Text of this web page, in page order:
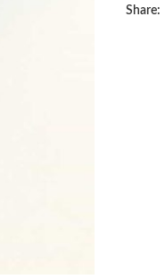
Share: